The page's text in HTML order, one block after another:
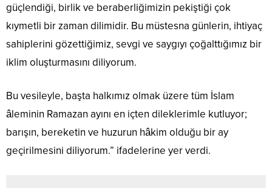
güçlendiği, birlik ve beraberliğimizin pekiştiği çok
kıymetli bir zaman dilimidir. Bu müstesna günlerin, ihtiyaç
sahiplerini gözettiğimiz, sevgi ve saygıyı çoğalttığımız bir
iklim oluşturmasını diliyorum.
Bu vesileyle, başta halkımız olmak üzere tüm İslam
âleminin Ramazan ayını en içten dileklerimle kutluyor;
barışın, bereketin ve huzurun hâkim olduğu bir ay
geçirilmesini diliyorum.” ifadelerine yer verdi.